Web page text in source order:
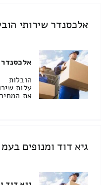
אלכסנדר שירותי
הובלות
עלות
את
גיא דוד ומנופים